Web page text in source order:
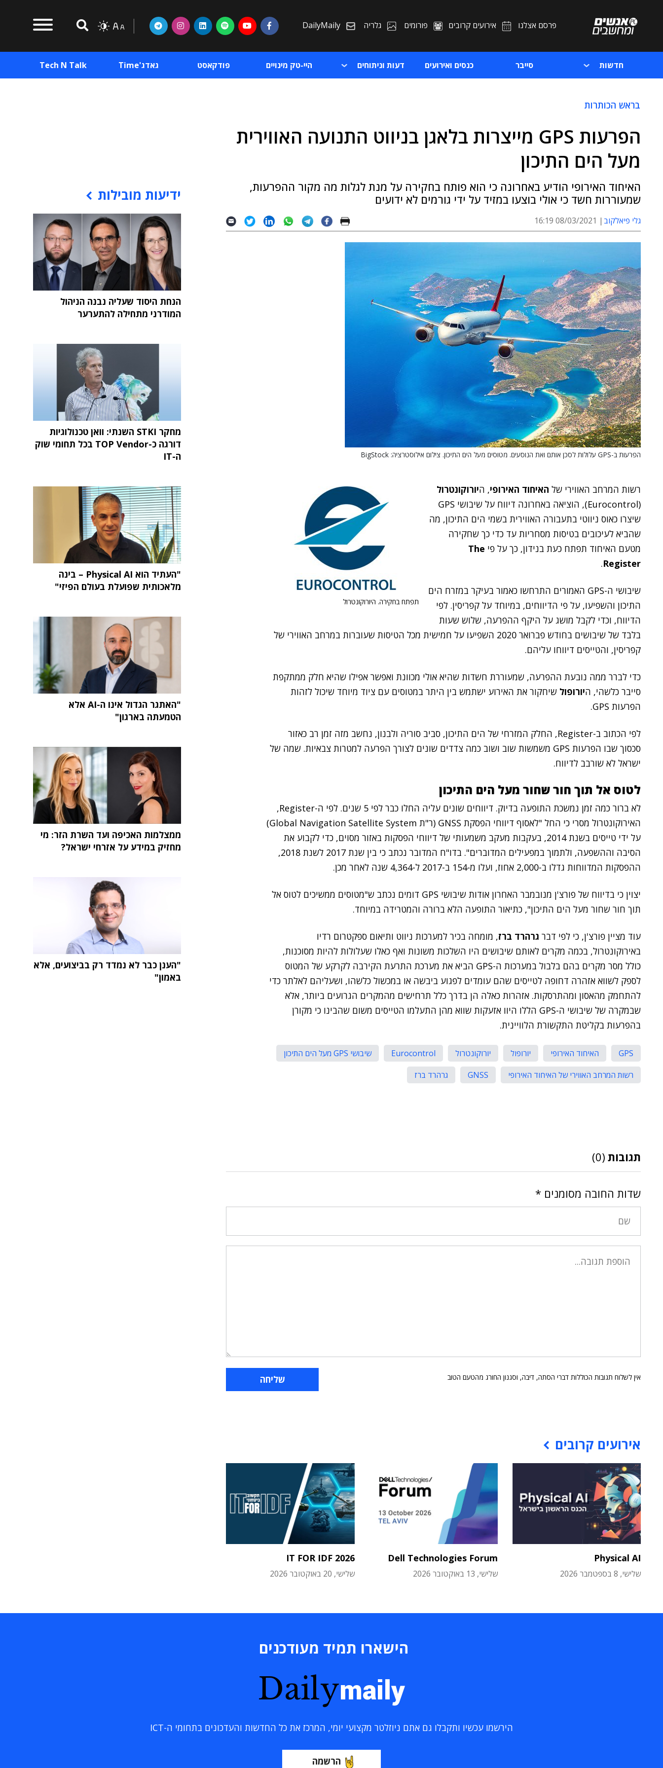
פרסם אצלנו אירועים קרובים פורומים גלריה DailyMaily
חדשות סייבר כנסים ואירועים דעות וניתוחים היי-טק מינויים פודקאסט גאדג'Time Tech N Talk
בראש הכותרות
הפרעות GPS מייצרות בלאגן בניווט התנועה האווירית
מעל הים התיכון
האיחוד האירופי הודיע באחרונה כי הוא פותח בחקירה על מנת לגלות מה מקור ההפרעות,
שמעוררות חשד כי אולי בוצעו במזיד על ידי גורמים לא ידועים
גלי פיאלקוב 08/03/2021 16:19
הפרעות ב-GPS עלולות לסכן אותם ואת הנוסעים. מטוסים מעל הים התיכון. צילום אילוסטרציה: BigStock
תפתח בחקירה. היורוקונטרול
רשות המרחב האווירי של האיחוד האירופי, היורוקונטרול
(Eurocontrol), הוציאה באחרונה דיווח על שיבושי GPS
שיצרו כאוס ניווטי בתעבורה האווירית בשמי הים התיכון, מה
שהביא לעיכובים בטיסות מסחריות עד כדי כך שחקירה
מטעם האיחוד תפתח כעת בנידון, כך על פי The
Register
.
שיבושי ה-GPS האמורים התרחשו כאמור בעיקר במזרח הים
התיכון והשפיעו, על פי הדיווחים, במיוחד על קפריסין. לפי
הדיווח, וכדי לקבל מושג על היקף ההפרעה, שלוש שעות
בלבד של שיבושים בחודש פברואר 2020 השפיעו על חמישית מכל הטיסות שעוברות במרחב האווירי של
קפריסין, והטייסים דיווחו עליהם.
כדי לברר ממה נובעת ההפרעה, שמעוררת חשדות שהיא אולי מכוונת ואפשר אפילו שהיא חלק ממתקפת
סייבר כלשהי, היורופול שיחקור את האירוע ישתמש בין היתר במטוסים עם ציוד מיוחד שיכול לזהות
הפרעות GPS.
לפי הכתוב ב-Register, החלק המזרחי של הים התיכון, סביב סוריה ולבנון, נחשב מזה זמן רב כאזור
סכסוך שבו הפרעות GPS משמשות שוב ושוב כמה צדדים שונים לצורך הפרעה למטרות צבאיות. שמה של
ישראל לא שורבב לדיווח.
לטוס אל תוך חור שחור מעל הים התיכון
לא ברור כמה זמן נמשכת התופעה בדיוק. דיווחים שונים עליה החלו כבר לפי 5 שנים. לפי ה-Register,
האירוקונטרול מסרי כי החל "לאסוף דיווחי הפסקת GNSS (ר"ת Global Navigation Satellite System)
על ידי טייסים בשנת 2014, בעקבות מעקב משמעותי של דיווחי הפסקות באזור מסוים, כדי לקבוע את
הסיבה וההשפעה, ולתמוך במפעילים המדוברים". בדו"ח המדובר נכתב כי בין שנת 2017 לשנת 2018,
ההפסקות המדווחות גדלו ב-2,000 אחוז, ועלו מ-154 ב-2017 ל-4,364 שנה לאחר מכן.
יצוין כי בדיווח של פורצ'ן מנובמבר האחרון אודות שיבושי GPS דומים נכתב ש"מטוסים ממשיכים לטוס אל
תוך חור שחור מעל הים התיכון", כתיאור התופעה הלא ברורה והמטרידה במיוחד.
עוד מציין פורצ'ן, כי לפי דבר גרהרד ברז, מומחה בכיר למערכות ניווט ותיאום ספקטרום רדיו
באירוקונטרול, בכמה מקרים לאותם שיבושים היו השלכות משונות ואף כאלו שעלולות להיות מסוכנות,
כולל מסר מקרים בהם בלבול במערכות ה-GPS הביא את מערכת התרעת הקירבה לקרקע של המטוס
לספק לשווא אזהרה דחופה לטייסים שהם עומדים לפגוע ביבשה או במכשול כלשהו, ושעליהם לאלתר כדי
להתחמק מהאסון ומהתרסקות. אזהרות כאלה הן בדרך כלל תרחישים מהמקרים הגרועים ביותר, אלא
שבמקרה של שיבושי ה-GPS הללו היוו אזעקות שווא מהן התעלמו הטייסים משום שהבינו כי מקורן
בהפרעות בקליטת התקשורת הלוויינית.
GPS האיחוד האירופי יורופול יורוקונטרול Eurocontrol
שיבושי GPS מעל הים התיכון
רשות המרחב האווירי של האיחוד האירופי
GNSS גרהרד ברז
תגובות (0)
שדות החובה מסומנים *
אין לשלוח תגובות הכוללות דברי הסתה, דיבה, וסגנון החורג מהטעם הטוב
אירועים קרובים
Physical AI
שלישי, 8 בספטמבר 2026
Dell Technologies Forum
שלישי, 13 באוקטובר 2026
IT FOR IDF 2026
שלישי, 20 באוקטובר 2026
ידיעות מובילות
הנחת היסוד שעליה נבנה הניהול
המודרני מתחילה להתערער
מחקר STKI השנתי: וואן טכנולוגיות
דורגה כ-TOP Vendor בכל תחומי שוק
ה-IT
"העתיד הוא Physical AI – בינה
מלאכותית שפועלת בעולם הפיזי"
"האתגר הגדול אינו ה-AI אלא
הטמעתה בארגון"
ממצלמות האכיפה ועד השרת הזר: מי
מחזיק במידע על אזרחי ישראל?
"הענן כבר לא נמדד רק בביצועים, אלא
באמון"
הישארו תמיד מעודכנים
Dailymaily
הירשמו עכשיו ותקבלו גם אתם ניוזלטר מקצועי יומי, המרכז את כל החדשות והעדכונים בתחומי ה-ICT
הרשמה